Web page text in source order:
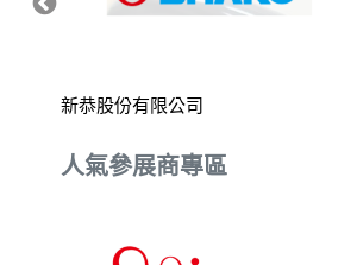
新恭股份有限公司
人氣參展商專區